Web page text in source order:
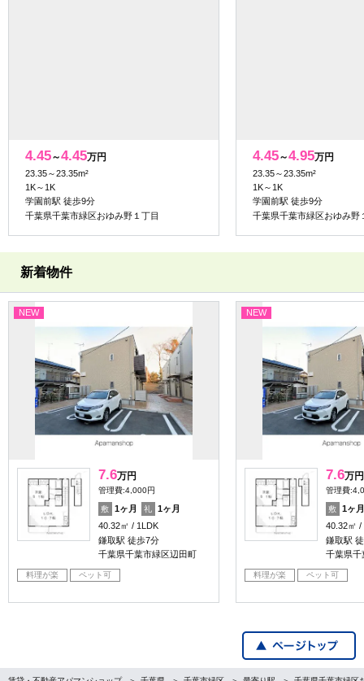
4.45～4.45万円
23.35～23.35m²
1K～1K
学園前駅 徒歩9分
千葉県千葉市緑区おゆみ野１丁目
4.45～4.95万円
23.35～23.35m²
1K～1K
学園前駅 徒歩9分
千葉県千葉市緑区おゆみ野
新着物件
NEW
7.6万円
管理費:4,000円
敷 1ヶ月 礼
1ヶ月
40.32㎡
1LDK
鎌取駅 徒歩7分
千葉県千葉市緑区辺田町
料理が楽 ペット可
NEW
7.6万円
管理費
敷
1ヶ月
40.32㎡
鎌取駅
千葉県千
料理が楽 ペット可